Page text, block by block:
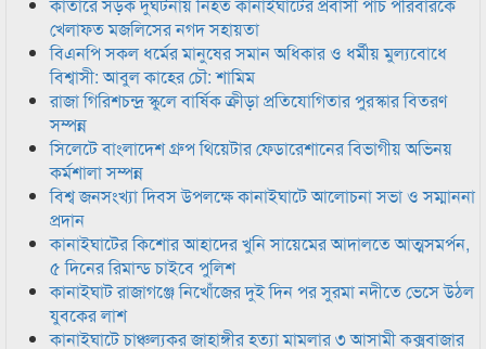
খেলাফত মজলিসের নগদ সহায়তা
বিএনপি সকল ধর্মের মানুষের সমান অধিকার ও ধর্মীয় মুল্যবোধে
বিশ্বাসী: আবুল কাহের চৌ: শামিম
রাজা গিরিশচন্দ্র স্কুলে বার্ষিক ক্রীড়া প্রতিযোগিতার পুরস্কার বিতরণ
সম্পন্ন
সিলেটে বাংলাদেশ গ্রুপ থিয়েটার ফেডারেশানের বিভাগীয় অভিনয়
কর্মশালা সম্পন্ন
বিশ্ব জনসংখ্যা দিবস উপলক্ষে কানাইঘাটে আলোচনা সভা ও সম্মাননা
প্রদান
কানাইঘাটের কিশোর আহাদের খুনি সায়েমের আদালতে আত্মসমর্পন,
৫ দিনের রিমান্ড চাইবে পুলিশ
কানাইঘাট রাজাগঞ্জে নিখোঁজের দুই দিন পর সুরমা নদীতে ভেসে উঠল
যুবকের লাশ
কানাইঘাটে চাঞ্চল্যকর জাহাঙ্গীর হত্যা মামলার ৩ আসামী কক্সবাজার